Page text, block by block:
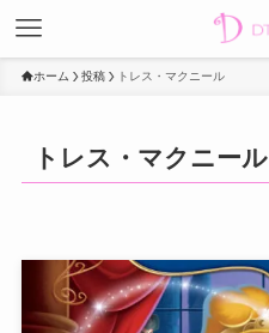
ホーム 投稿 トレス・マクニール
トレス・マクニール